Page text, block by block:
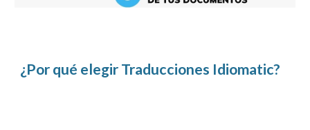
¿Por qué elegir Traducciones Idiomatic?